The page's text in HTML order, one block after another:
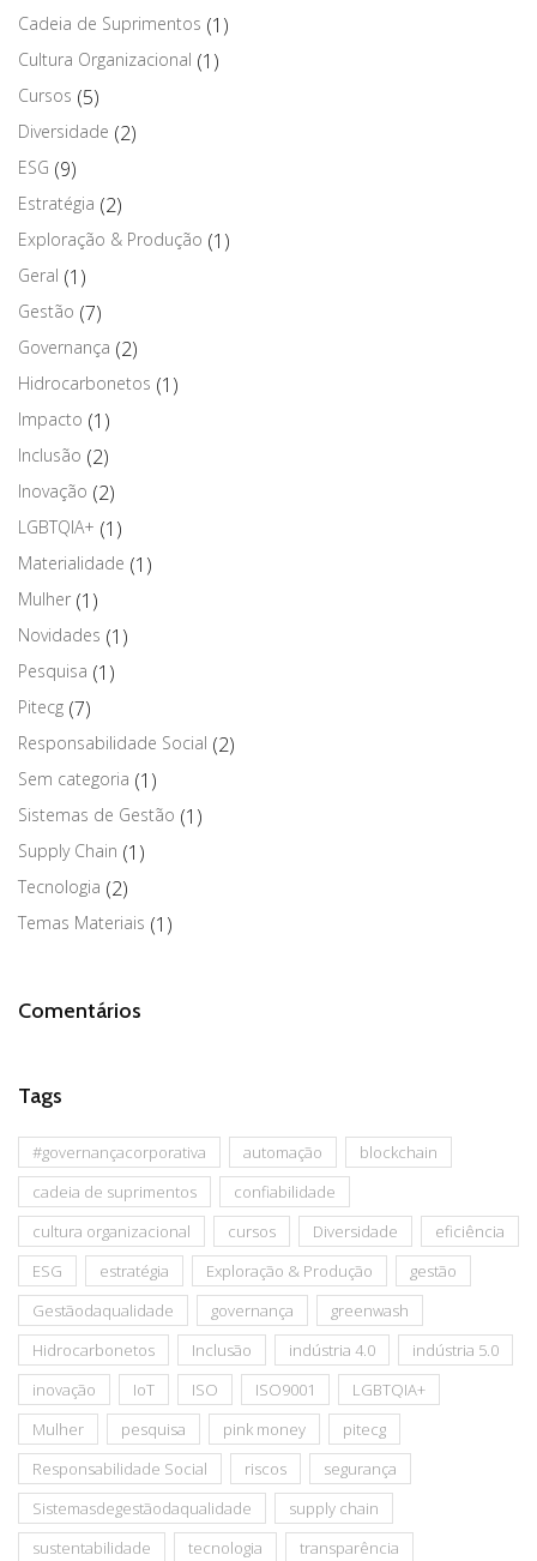
Cadeia de Suprimentos (1)
Cultura Organizacional (1)
Cursos (5)
Diversidade (2)
ESG (9)
Estratégia (2)
Exploração & Produção (1)
Geral (1)
Gestão (7)
Governança (2)
Hidrocarbonetos (1)
Impacto (1)
Inclusão (2)
Inovação (2)
LGBTQIA+ (1)
Materialidade (1)
Mulher (1)
Novidades (1)
Pesquisa (1)
Pitecg (7)
Responsabilidade Social (2)
Sem categoria (1)
Sistemas de Gestão (1)
Supply Chain (1)
Tecnologia (2)
Temas Materiais (1)
Comentários
Tags
#governançacorporativa automação
blockchain
cadeia de suprimentos
confiabilidade
cultura organizacional
cursos Diversidade
eficiência
ESG
estratégia Exploração & Produção
gestão
Gestãodaqualidade
governança
greenwash
Hidrocarbonetos
Inclusão indústria 4.0
indústria 5.0
inovação
IoT ISO ISO9001
LGBTQIA+
Mulher
pesquisa pink money
pitecg
Responsabilidade Social
riscos
segurança
Sistemasdegestãodaqualidade
supply chain
sustentabilidade
tecnologia transparência